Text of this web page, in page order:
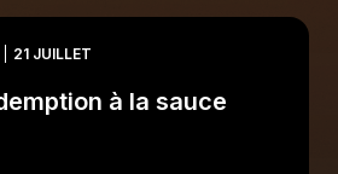
moments forts de
professionnelle. Au
"Il était une fois" et des
avec Louis-Michel
21 JUILLET
à la sauce